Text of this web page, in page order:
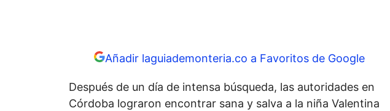
Añadir laguiademonteria.co a Favoritos de Google
Después de un día de intensa búsqueda, las autoridades en
Córdoba lograron encontrar sana y salva a la niña Valentina